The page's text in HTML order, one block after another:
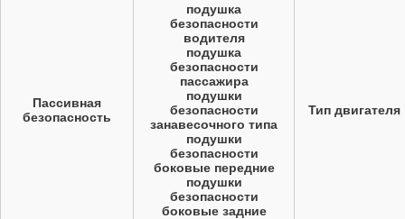
Пассивная
безопасность
подушка
безопасности
водителя
подушка
безопасности
пассажира
подушки
безопасности
занавесочного типа
подушки
безопасности
боковые передние
подушки
безопасности
боковые задние
Тип двигателя